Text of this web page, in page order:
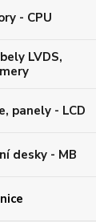
- CPU
LVDS,
panely - LCD
desky - MB